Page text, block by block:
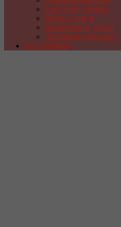
Сам себе лекарь
Мода и стиль
Движение и спорт
Здоровое питание
Все рубрики